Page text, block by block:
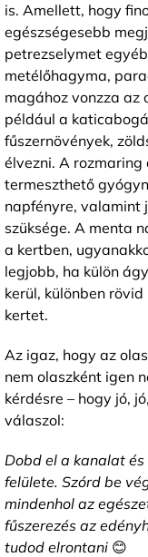
is. Amellett, hogy
egészségesebb
petrezselymet
metélőhagyma,
magához vonzza az
például a
fűszernövények,
élvezni. A
termeszthető
napfényre, valamint
szüksége. A menta
a kertben,
legjobb, ha külön
kerül, különben
kertet.
Az igaz, hogy az
nem olaszként igen
kérdésre – hogy jó,
válaszol:
Dobd el a kanalat
felülete. Szórd be
mindenhol az
fűszerezés az
tudod elrontani 😊